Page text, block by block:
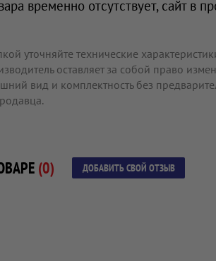
временно отсутствует, сайт в
уточняйте технические
оставляет за собой право
вид и комплектность без
(0) ДОБАВИТЬ СВОЙ ОТЗЫВ